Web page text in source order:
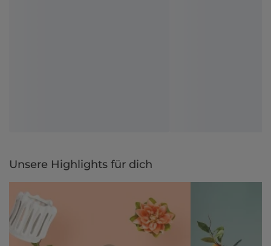
Unsere Highlights für dich